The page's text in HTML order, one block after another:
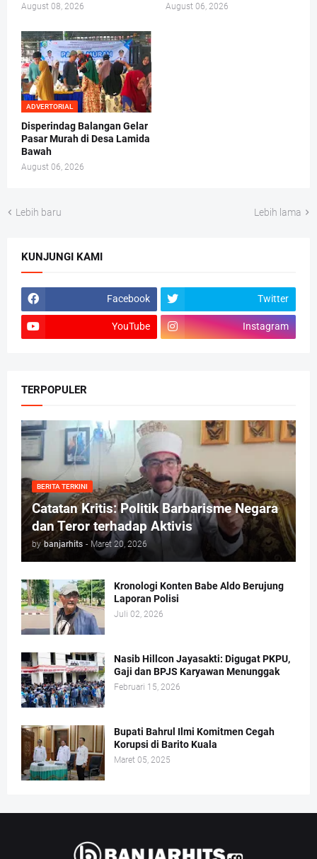
August 08, 2026 August 06, 2026
ADVERTORIAL
Disperindag Balangan Gelar
Pasar Murah di Desa Lamida
Bawah
August 06, 2026
Lebih baru Lebih lama
KUNJUNGI KAMI
Facebook Twitter
YouTube Instagram
TERPOPULER
BERITA TERKINI
Catatan Kritis: Politik Barbarisme Negara
dan Teror terhadap Aktivis
by banjarhits - Maret 20, 2026
Kronologi Konten Babe Aldo Berujung
Laporan Polisi
Juli 02, 2026
Nasib Hillcon Jayasakti: Digugat PKPU,
Gaji dan BPJS Karyawan Menunggak
Februari 15, 2026
Bupati Bahrul Ilmi Komitmen Cegah
Korupsi di Barito Kuala
Maret 05, 2025